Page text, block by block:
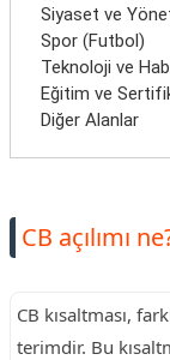
Siyaset ve
Spor (Futbol)
Teknoloji ve
Eğitim ve
Diğer Alanlar
CB açılımı
CB kısaltması,
terimdir. Bu